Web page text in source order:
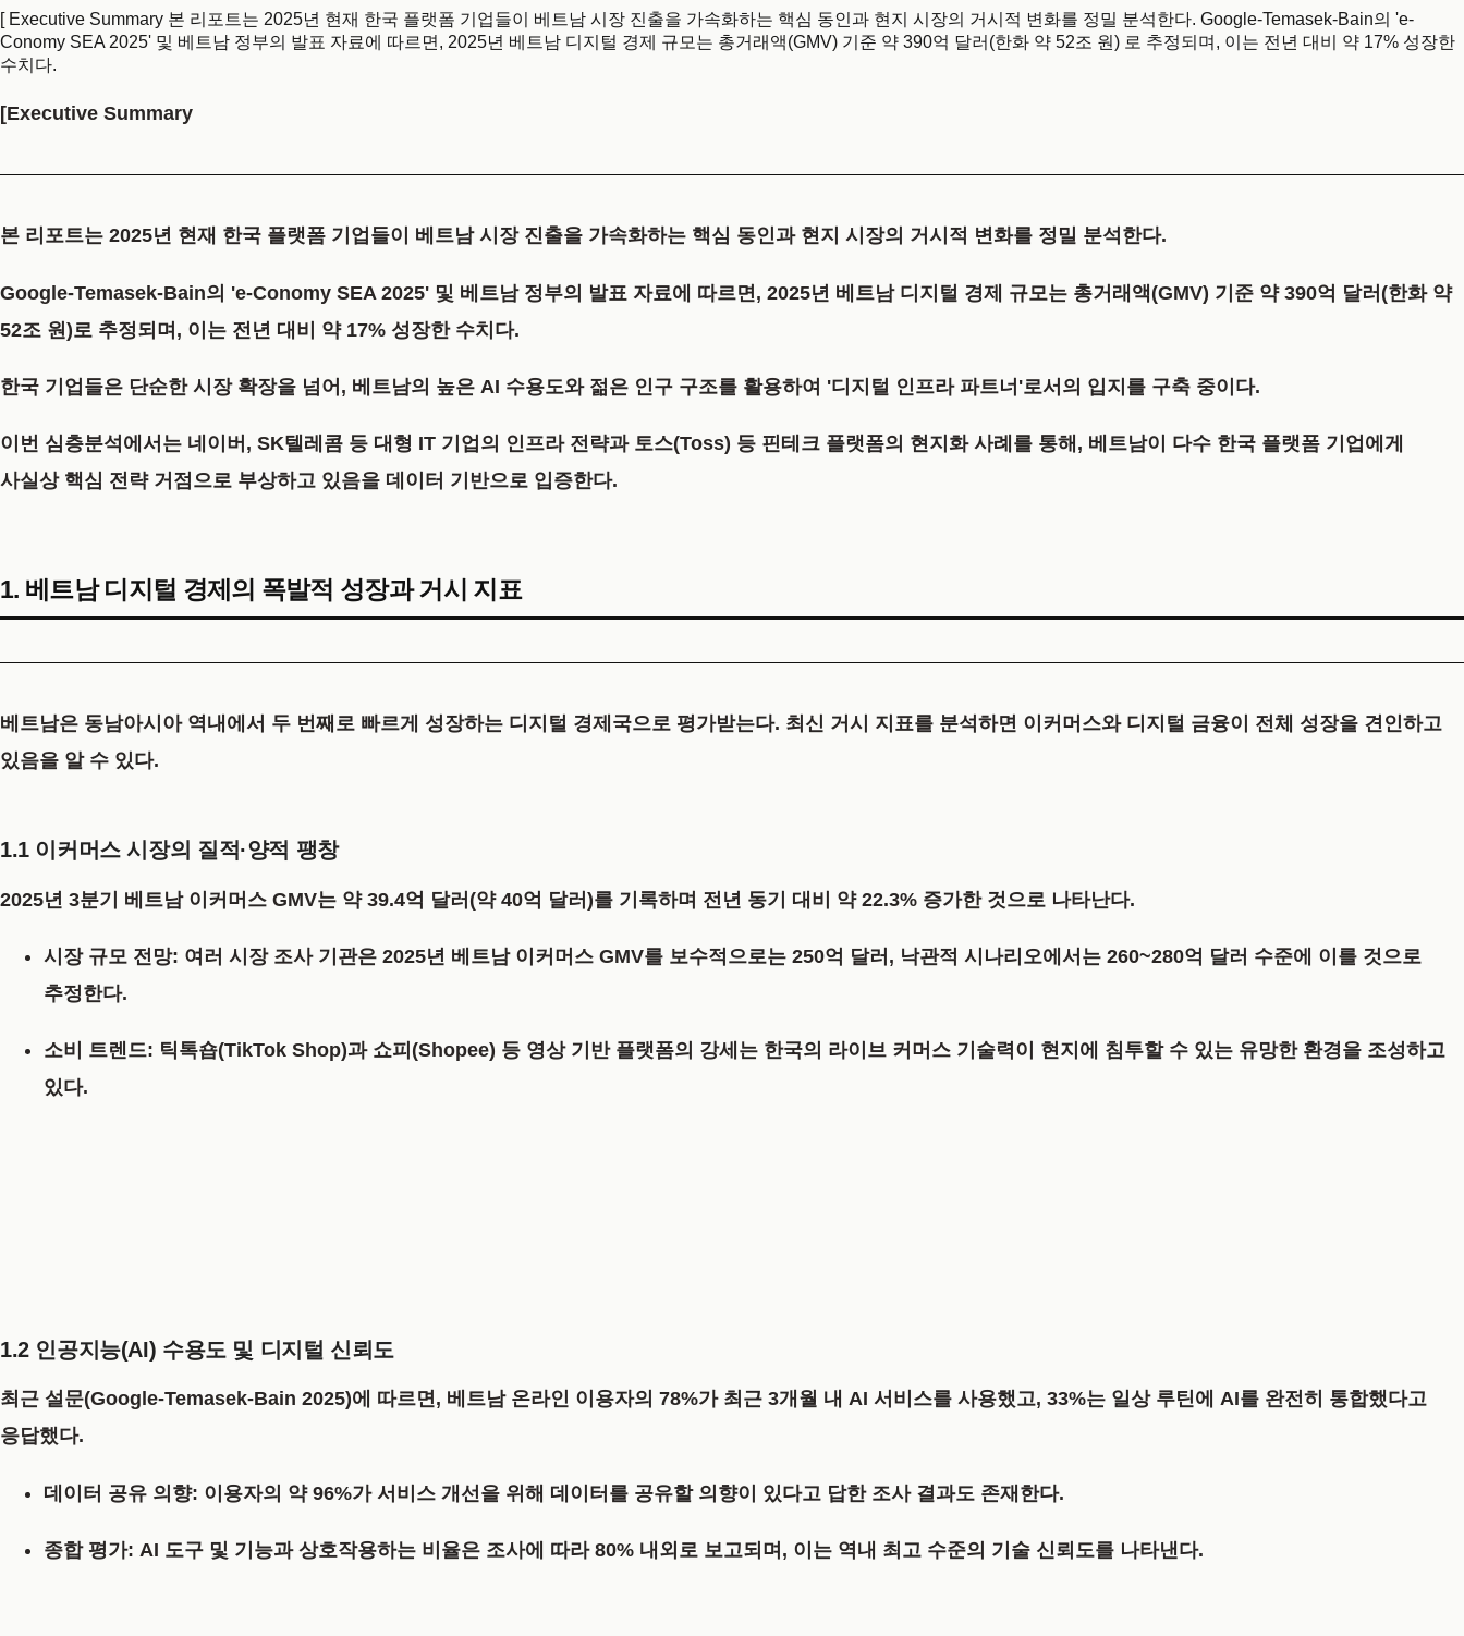
[ Executive Summary 본 리포트는 2025년 현재 한국 플랫폼 기업들이 베트남 시장 진출을 가속화하는 핵심 동인과 현지 시장의 거시적 변화를 정밀 분석한다. Google-Temasek-Bain의 'e-
Conomy SEA 2025' 및 베트남 정부의 발표 자료에 따르면, 2025년 베트남 디지털 경제 규모는 총거래액(GMV) 기준 약 390억 달러(한화 약 52조 원) 로 추정되며, 이는 전년 대비 약 17% 성장한
수치다.
[Executive Summary
본 리포트는 2025년 현재 한국 플랫폼 기업들이 베트남 시장 진출을 가속화하는 핵심 동인과 현지 시장의 거시적 변화를 정밀 분석한다.
Google-Temasek-Bain의 'e-Conomy SEA 2025' 및 베트남 정부의 발표 자료에 따르면, 2025년 베트남 디지털 경제 규모는 총거래액(GMV) 기준 약 390억 달러(한화 약
52조 원)로 추정되며, 이는 전년 대비 약 17% 성장한 수치다.
한국 기업들은 단순한 시장 확장을 넘어, 베트남의 높은 AI 수용도와 젊은 인구 구조를 활용하여 '디지털 인프라 파트너'로서의 입지를 구축 중이다.
이번 심층분석에서 는 네이버, SK텔레콤 등 대형 IT 기업의 인프라 전략과 토스(Toss) 등 핀테크 플랫폼의 현지화 사례를 통해, 베트남이 다수 한국 플랫폼 기업에게
사실상 핵심 전략 거점으로 부상하고 있음을 데이터 기반으로 입증한다.
1. 베트남 디지털 경제의 폭발적 성장과 거시 지표
베트남은 동남아시아 역내에서 두 번째로 빠르게 성장하는 디지털 경제국으로 평가받는다. 최신 거시 지표를 분석하면 이커머스와 디지털 금융이 전체 성장을 견인하고
있음을 알 수 있다.
1.1 이커머스 시장의 질적·양적 팽창
2025년 3분기 베트남 이커머스 GMV는 약 39.4억 달러(약 40억 달러)를 기록하며 전년 동기 대비 약 22.3% 증가한 것으로 나타난다.
시장 규모 전망: 여러 시장 조사 기관은 2025년 베트남 이커머스 GMV를 보수적으로는 250억 달러 , 낙관적 시나리오에서는 260~280억 달러 수준에 이를 것으로
추정한다.
소비 트렌드: 틱톡숍(TikTok Shop)과 쇼피(Shopee) 등 영상 기반 플랫폼의 강세는 한국의 라이브 커머스 기술력이 현지에 침투할 수 있는 유망한 환경을 조성하고
있다.
1.2 인공지능(AI) 수용도 및 디지털 신뢰도
최근 설문(Google-Temasek-Bain 2025)에 따르면, 베트남 온라인 이용자의 78%가 최근 3개월 내 AI 서비스를 사용했고, 33%는 일상 루틴에 AI를 완전히 통합했다고
응답했다.
데이터 공유 의향: 이용자의 약 96%가 서비스 개선을 위해 데이터를 공유할 의향이 있다고 답한 조사 결과도 존재한다.
종합 평가: AI 도구 및 기능과 상호작용하는 비율은 조사에 따라 80% 내외 로 보고되며, 이는 역내 최고 수준의 기술 신뢰도를 나타낸다.